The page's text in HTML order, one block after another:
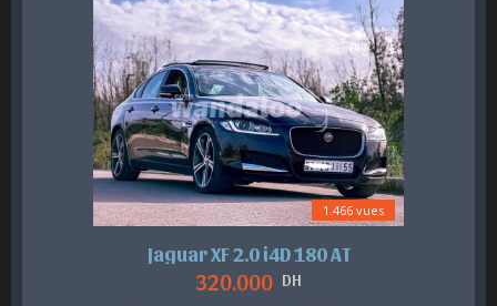
1.466 vues
Jaguar XF 2.0 i4D 180 AT
320.000 DH